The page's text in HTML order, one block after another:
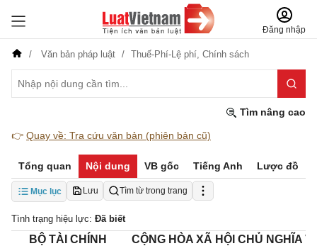
Đăng nhập
Văn bản pháp luật Thuế-Phí-Lệ phí, Chính sách
Tìm nâng cao
👉 Quay về: Tra cứu văn bản (phiên bản cũ)
Tổng quan Nội dung VB gốc Tiếng Anh Lược đồ
Mục lục Lưu Tìm từ trong trang
Tình trạng hiệu lực: Đã biết
BỘ TÀI CHÍNH
CỘNG HÒA XÃ HỘI CHỦ NGHĨA